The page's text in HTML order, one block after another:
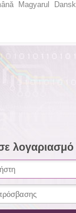
Magyarul Dansk
λογαριασμό